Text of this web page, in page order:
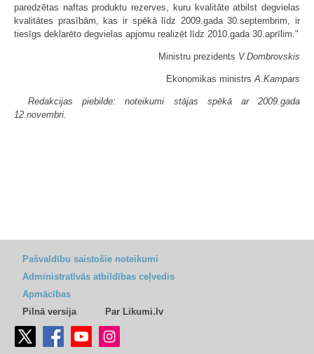
paredzētas naftas produktu rezerves, kuru kvalitāte atbilst degvielas
kvalitātes prasībām, kas ir spēkā līdz 2009.gada 30.septembrim, ir
tiesīgs deklarēto degvielas apjomu realizēt līdz 2010.gada 30.aprīlim."
Ministru prezidents V.Dombrovskis
Ekonomikas ministrsA.Kampars
Redakcijas piebilde: noteikumi stājas spēkā ar 2009.gada
12.novembri.
Pašvaldību saistošie noteikumi
Administratīvās atbildības ceļvedis
Apmācības
Pilnā versija
Par Likumi.lv